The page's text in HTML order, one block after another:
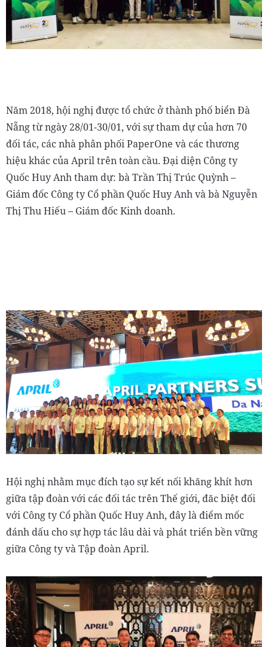
Năm 2018, hội nghị được tổ chức ở thành phố biển Đà
Nẵng từ ngày 28/01-30/01, với sự tham dự của hơn 70
đối tác, các nhà phân phối PaperOne và các thương
hiệu khác của April trên toàn cầu. Đại diện Công ty
Quốc Huy Anh tham dự: bà Trần Thị Trúc Quỳnh –
Giám đốc Công ty Cổ phần Quốc Huy Anh và bà Nguyễn
Thị Thu Hiếu – Giám đốc Kinh doanh.
Hội nghị nhằm mục đích tạo sự kết nối khăng khít hơn
giữa tập đoàn với các đối tác trên Thế giới, đăc biệt đối
với Công ty Cổ phần Quốc Huy Anh, đây là điểm mốc
đánh dấu cho sự hợp tác lâu dài và phát triển bền vững
giữa Công ty và Tập đoàn April.